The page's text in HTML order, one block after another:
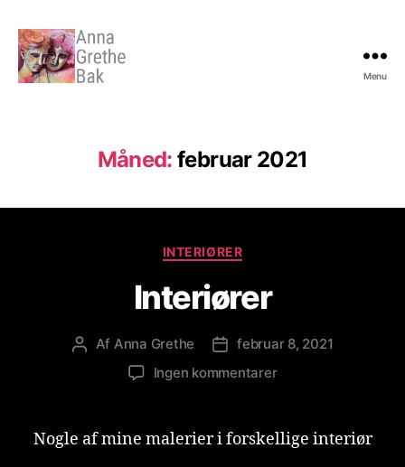
Menu
Måned: februar 2021
Kategorier
INTERIØRER
Interiører
Indlægsforfatter
Af Anna Grethe Indlægsdato
februar 8, 2021
Ingen kommentarertil
Nogle af mine malerier i forskellige interiør